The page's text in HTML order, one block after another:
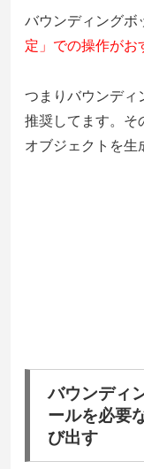
バウンディングボ
定」での操作がお
つまりバウンディ
推奨してます。そ
オブジェクトを生
バウンディ
ールを必要
び出す